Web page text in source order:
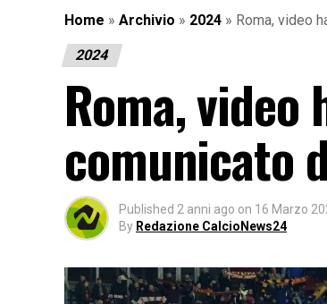
Home » Archivio » 2024 » Roma, video
2024
Roma,
comunicato
Published 2 anni ago on 16 Marzo
By Redazione CalcioNews24